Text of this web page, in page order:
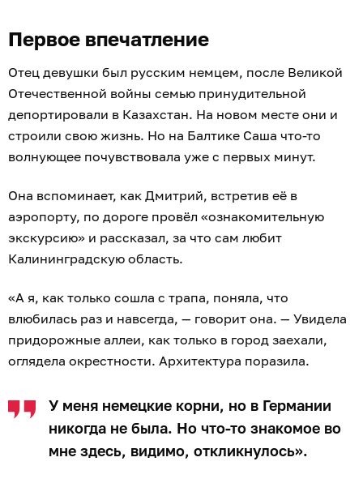
Первое впечатление
Отец девушки был русским немцем, после Великой
Отечественной войны семью принудительной
депортировали в Казахстан. На новом месте они и
строили свою жизнь. Но на Балтике Саша что-то
волнующее почувствовала уже с первых минут.
Она вспоминает, как Дмитрий, встретив её в
аэропорту, по дороге провёл «ознакомительную
экскурсию» и рассказал, за что сам любит
Калининградскую область.
«А я, как только сошла с трапа, поняла, что
влюбилась раз и навсегда, — говорит она. — Увидела
придорожные аллеи, как только в город заехали,
оглядела окрестности. Архитектура поразила.
У меня немецкие корни, но в Германии
никогда не была. Но что-то знакомое во
мне здесь, видимо, откликнулось».